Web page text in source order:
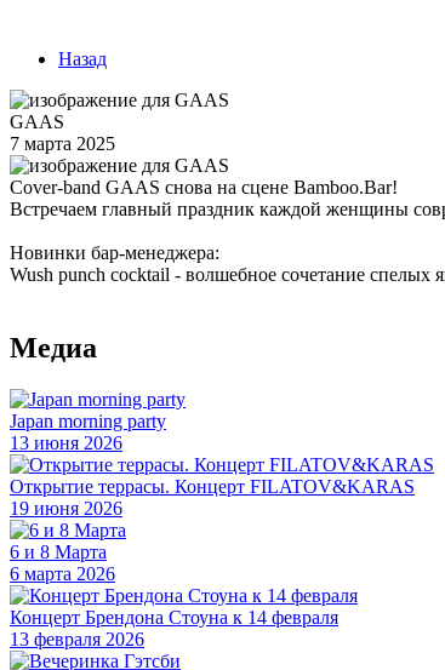
Назад
GAAS
7 марта 2025
Cover-band GAAS снова на сцене Bamboo.Bar!
Встречаем главный праздник каждой женщины
Новинки бар-менеджера:
Wush punch cocktail - волшебное сочетание
Медиа
Japan morning party
13 июня 2026
Открытие террасы. Концерт FILATOV&KARAS
19 июня 2026
6 и 8 Марта
6 марта 2026
Концерт Брендона Стоуна к 14 февраля
13 февраля 2026